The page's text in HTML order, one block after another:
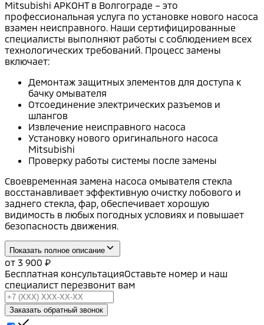
Mitsubishi АРКОНТ в Волгограде – это
профессиональная услуга по установке нового насоса
взамен неисправного. Наши сертифицированные
специалисты выполняют работы с соблюдением всех
технологических требований. Процесс замены
включает:
Демонтаж защитных элементов для доступа к
бачку омывателя
Отсоединение электрических разъемов и
шлангов
Извлечение неисправного насоса
Установку нового оригинального насоса
Mitsubishi
Проверку работы системы после замены
Своевременная замена насоса омывателя стекла
восстанавливает эффективную очистку лобового и
заднего стекла, фар, обеспечивает хорошую
видимость в любых погодных условиях и повышает
безопасность движения.
Показать полное описание
от 3 900 ₽
Бесплатная консультацияОставьте номер и наш
специалист перезвонит вам
Заказать обратный звонок